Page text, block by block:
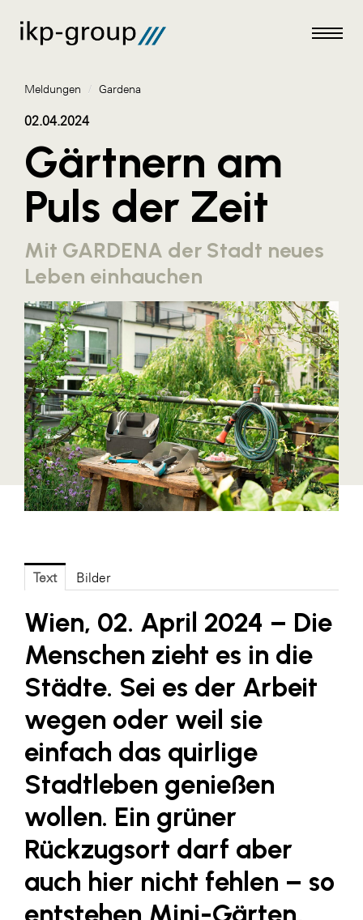
Meldungen
AKTUELLES
ALEX Krems
Artweger
AustroCel Hallein
Blaguss
Bundesverband Sonnenschutztechnik
Cineplexx
Colmobil Austria
Controller Institut
DOMOFERM
Essity
FG UBIT Salzburg
Fressnapf
FRoSTA
FV Energierohstoff & Kraftstoff
Gardena
Gas Connect Austria
GBV - Verband gemeinnütziger
Bauvereinigungen
Meldungen / Gardena
02.04.2024
Gärtnern am
Puls der Zeit
Mit GARDENA der Stadt neues
Leben einhauchen
Text Bilder
Wien, 02. April 2024 – Die
Menschen zieht es in die
Städte. Sei es der Arbeit
wegen oder weil sie
einfach das quirlige
Stadtleben genießen
wollen. Ein grüner
Rückzugsort darf aber
auch hier nicht fehlen – so